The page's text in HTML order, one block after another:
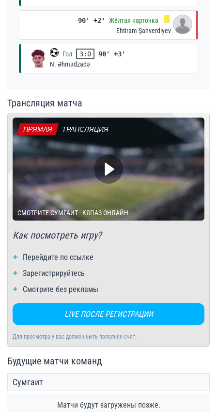
90' +2'
Жёлтая карточка
Ehtiram Şahverdiyev
Гол 3:0
90' +3'
N. Əhmədzadə
Трансляция матча
ПРЯМАЯ ТРАНСЛЯЦИЯ
СМОТРИТЕ СУМГАИТ - КЯПАЗ ОНЛАЙН
Как посмотреть игру?
Перейдите по ссылке
Зарегистрируйтесь
Смотрите без рекламы
LIVE ПОСЛЕ РЕГИСТРАЦИИ
Для просмотра у вас должен быть пополнен счет.
Будущие матчи команд
Сумгаит
Матчи будут загружены позже.